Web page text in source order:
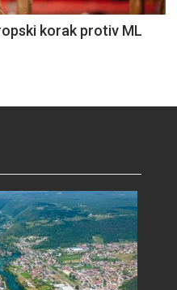
korak protiv ML